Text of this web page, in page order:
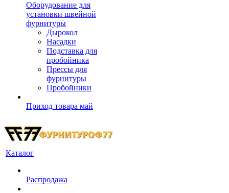
Оборудование для
установки швейной
фурнитуры
Дырокол
Насадки
Подставка для
пробойника
Прессы для
фурнитуры
Пробойники
Приход товара май
Каталог
Распродажа